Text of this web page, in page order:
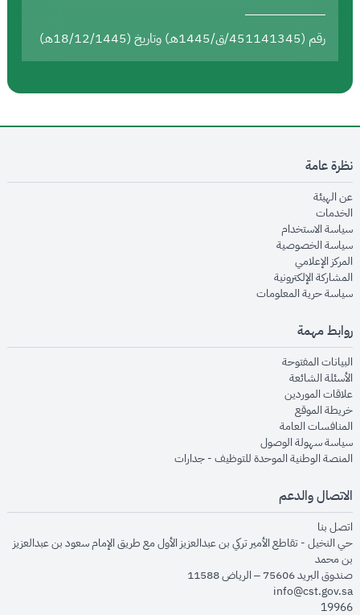
رقم (451141345/ق/1445هـ) وتاريخ (18/12/1445هـ)
نظرة عامة
عن الهيئةopens in new window
الخدماتopens in new window
سياسة الاستخدام
سياسة الخصوصيةopens in new window
المركز الإعلاميopens in new window
المشاركة الإلكترونيةopens in new window
سياسة حرية المعلوماتopens in new window
روابط مهمة
البيانات المفتوحةopens in new window
الأسئلة الشائعةopens in new window
علاقات الموردينopens in new window
خريطة الموقعopens in new window
المنافسات العامةopens in new window
سياسة سهولة الوصولopens in new window
المنصة الوطنية الموحدة للتوظيف - جداراتopens in new window
الاتصال والدعم
اتصل بنا
حي النخيل - تقاطع الأمير تركي بن عبدالعزيز الأول مع طريق الإمام سعود بن عبدالعزيز
بن محمد
صندوق البريد 75606 – الرياض 11588
info@cst.gov.sa
19966